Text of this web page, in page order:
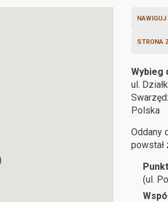
NAWIGUJ
STRONA
Wybieg
ul.
Polska
Oddany
(ul.